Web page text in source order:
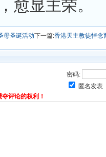
愈显主荣。
母圣诞活动下一篇:香港天主教徒悼念
密码:
匿名发表
评论的权利！